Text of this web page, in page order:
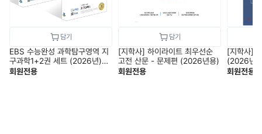
EBS 수능완성 과학탐구영역 지
구과학1+2권 세트 (2026년)
2027학년도 수능 연계교재
회원전용
[지학사] 하이라이트 최우선순
고전 산문 - 문제편 (2026년용)
회원전용
[지학사]
(2026년
회원전용